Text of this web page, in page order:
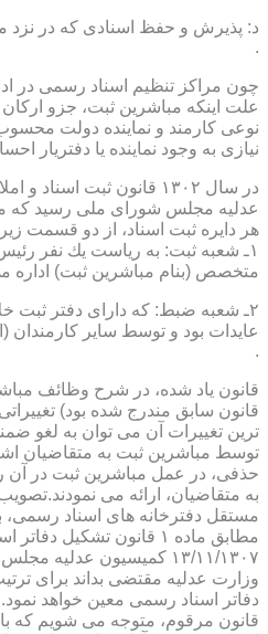
د: پذیرش و حفظ اسنادی كه در نزد
.
چون مراكز تنظیم اسناد رسمی در
علت اینكه مباشرین ثبت، جزو اركان
نوعی كارمند و نماینده دولت
نیازی به وجود نماینده یا دفتریار
در سال ۱۳۰۲ قانون ثبت
هر دایره ثبت اسناد، از دو قسمت
۱ـ شعبه ثبت: به ریاست یك نفر
متخصص (بنام مباشرین ثبت) اداره
۲ـ شعبه ضبط: كه دارای دفتر ثبت
عایدات بود و توسط سایر
.
قانون سابق مندرج شده بود)
ترین تغییرات آن می توان به لغو
توسط مباشرین ثبت به متقاضیان
حذفی، در عمل مباشرین ثبت در آن
به متقاضیان، ارائه می
مطابق ماده ۱ قانون تشكیل
۱۳/۱۱/۱۳۰۷ كمیسیون
وزارت عدلیه مقتضی بداند برای
دفاتر اسناد رسمی معین خواهد
قانون مرقوم، متوجه می شویم كه